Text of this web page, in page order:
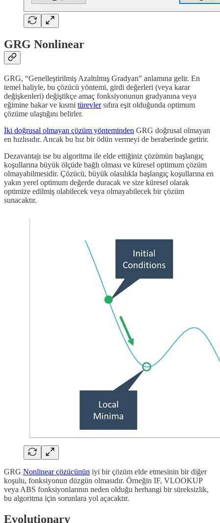
GRG Nonlinear
GRG, “Genelleştirilmiş Azaltılmış Gradyan” anlamına gelir. En
temel haliyle, bu çözücü yöntemi, girdi değerleri (veya karar
değişkenleri) değiştikçe amaç fonksiyonunun gradyanına veya
eğimine bakar ve kısmi türevlersıfıra eşit olduğunda optimum
çözüme ulaştığını belirler.
İki doğrusal olmayan çözüm yönteminden GRG doğrusal olmayan
en hızlısıdır. Ancak bu hız bir ödün vermeyi de beraberinde getirir.
Dezavantajı ise bu algoritma ile elde ettiğiniz çözümün başlangıç
koşullarına büyük ölçüde bağlı olması ve küresel optimum çözüm
olmayabilmesidir. Çözücü, büyük olasılıkla başlangıç koşullarına en
yakın yerel optimum değerde duracak ve size küresel olarak
optimize edilmiş olabilecek veya olmayabilecek bir çözüm
sunacaktır.
GRG Nonlinear çözücünün iyi bir çözüm elde etmesinin bir diğer
koşulu, fonksiyonun düzgün olmasıdır. Örneğin IF, VLOOKUP
veya ABS fonksiyonlarının neden olduğu herhangi bir süreksizlik,
bu algoritma için sorunlara yol açacaktır.
Evolutionary